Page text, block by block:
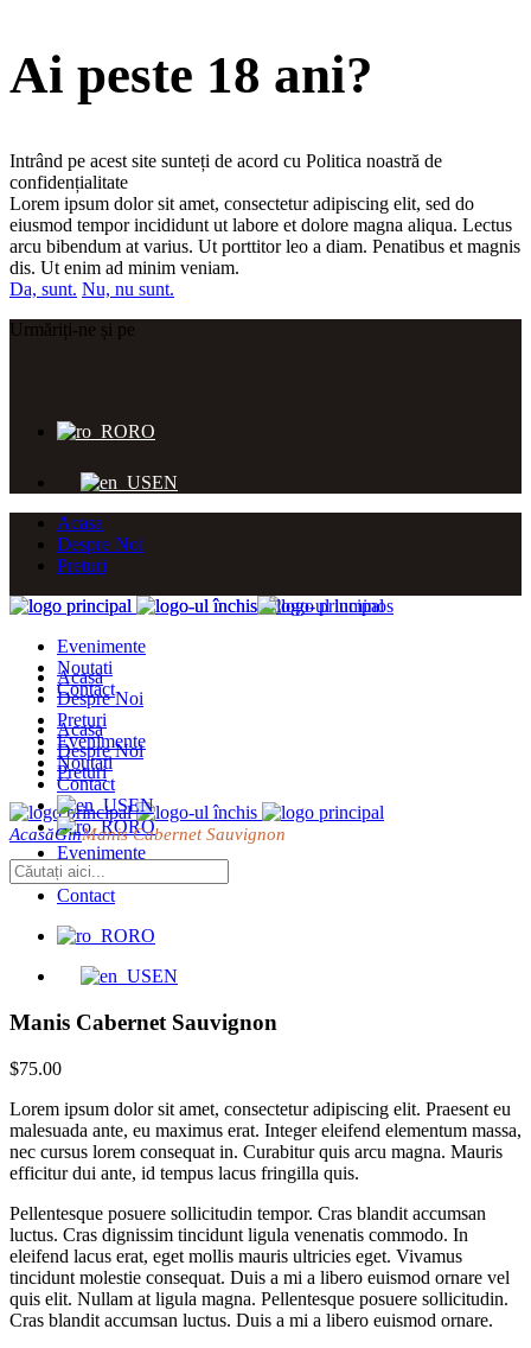
Ai peste 18 ani?
Intrând pe acest site sunteți de acord cu Politica noastră de
confidențialitate
Lorem ipsum dolor sit amet, consectetur adipiscing elit, sed do
eiusmod tempor incididunt ut labore et dolore magna aliqua. Lectus
arcu bibendum at varius. Ut porttitor leo a diam. Penatibus et magnis
dis. Ut enim ad minim veniam.
Da, sunt. Nu, nu sunt.
Urmăriți-ne și pe
RO
EN
Acasa
Despre Noi
Preturi
Evenimente
Noutati
Contact
Acasa
Despre Noi
Preturi
Evenimente
Noutati
Contact
RO
EN
Acasa
Despre Noi
Preturi
Evenimente
Noutati
Contact
EN
RO
AcasăGinManis Cabernet Sauvignon
Manis Cabernet Sauvignon
$75.00
Lorem ipsum dolor sit amet, consectetur adipiscing elit. Praesent eu
malesuada ante, eu maximus erat. Integer eleifend elementum massa,
nec cursus lorem consequat in. Curabitur quis arcu magna. Mauris
efficitur dui ante, id tempus lacus fringilla quis.
Pellentesque posuere sollicitudin tempor. Cras blandit accumsan
luctus. Cras dignissim tincidunt ligula venenatis commodo. In
eleifend lacus erat, eget mollis mauris ultricies eget. Vivamus
tincidunt molestie consequat. Duis a mi a libero euismod ornare vel
quis elit. Nullam at ligula magna. Pellentesque posuere sollicitudin.
Cras blandit accumsan luctus. Duis a mi a libero euismod ornare.